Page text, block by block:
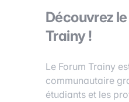
Découvrez
Trainy !
Le Forum Trainy
communautaire
étudiants et les